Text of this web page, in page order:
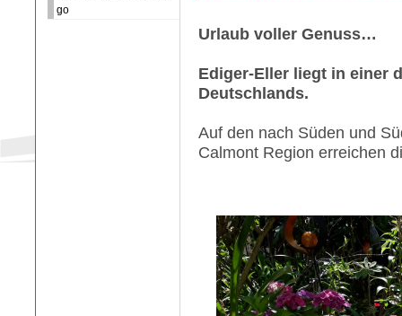
go
Urlaub voller Genuss…
Ediger-Eller liegt in einer
Deutschlands.
Auf den nach Süden und
Calmont Region erreichen